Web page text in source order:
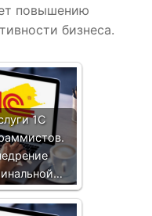
повышению
бизнеса.
1С